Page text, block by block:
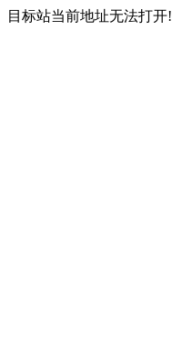
目标站当前地址无法打开!